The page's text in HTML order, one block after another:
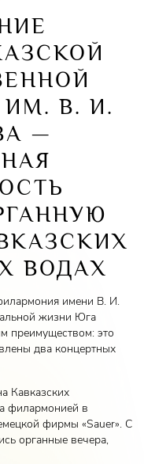
В. И.
—
ВОДАХ
имени В. И.
жизни Юга
преимуществом: это
два концертных
Кавказских
филармонией в
фирмы «Sauer». С
органные вечера,